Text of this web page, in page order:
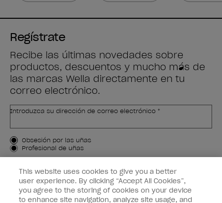
Regístrate
Recibe las últimas novedades sobre
productos, descuentos y mucho más de
las marcas Wella directamente en tu
correo electrónico.
Introduzca su dirección de correo electrónico *
Tipo de cliente
Obsesión por las uñas
Profesional de uñas
APÚNTAME
Customer Information
This website uses cookies to give you a better
user experience. By clicking “Accept All Cookies”,
you agree to the storing of cookies on your device
to enhance site navigation, analyze site usage, and